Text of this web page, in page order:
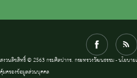
สงวนลิขสิทธิ์ © 2563 กรมศิลปากร. กระทรวงวัฒนธรรม -นโยบาย
คุ้มครองข้อมูลส่วนบุคคล